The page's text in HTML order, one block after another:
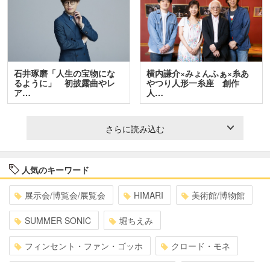
石井琢磨「人生の宝物にな
るように」 初披露曲やレ
ア…
横内謙介×みょんふぁ×糸あ
やつり人形一糸座 創作
人…
さらに読み込む
人気のキーワード
展示会/博覧会/展覧会 HIMARI 美術館/博物館
SUMMER SONIC 堀ちえみ
フィンセント・ファン・ゴッホ クロード・モネ